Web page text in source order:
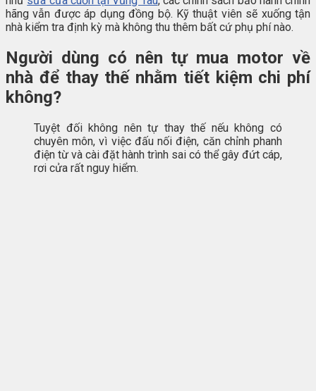
hãng vẫn được áp dụng đồng bộ. Kỹ thuật viên sẽ xuống tận
nhà kiểm tra định kỳ mà không thu thêm bất cứ phụ phí nào.
Người dùng có nên tự mua motor về
nhà để thay thế nhằm tiết kiệm chi phí
không?
Tuyệt đối không nên tự thay thế nếu không có
chuyên môn, vì việc đấu nối điện, căn chỉnh phanh
điện từ và cài đặt hành trình sai có thể gây đứt cáp,
rơi cửa rất nguy hiểm.